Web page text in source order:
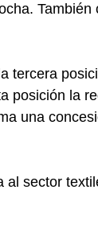
También
tercera
posición la
una
al sector